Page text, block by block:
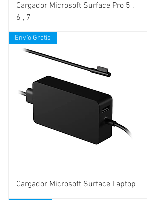
Cargador Microsoft Surface Pro 5 ,
6 , 7
Envío Gratis
Cargador Microsoft Surface Laptop